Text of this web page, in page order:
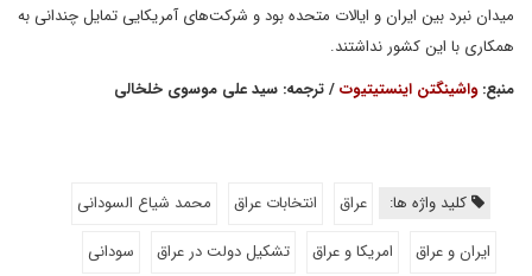
میدان نبرد بین ایران و ایالات متحده بود و شرکت‌های آمریکایی تمایل چندانی به
همکاری با این کشور نداشتند.
منبع:واشینگتن اینستیتیوت/ ترجمه: سید علی موسوی خلخالی
کلید واژه ها: عراق انتخابات عراق
محمد شیاع السودانی
ایران و عراق
امریکا و عراق تشکیل دولت در عراق
سودانی